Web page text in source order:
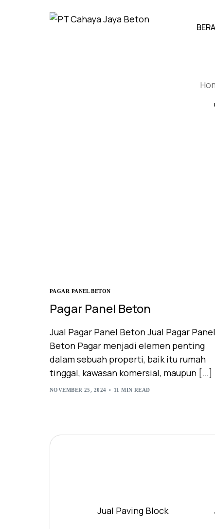
PAGAR PANEL BETON
Pagar Panel Beton
Jual Pagar Panel Beton Jual Pagar Panel
Beton Pagar menjadi elemen penting
dalam sebuah properti, baik itu rumah
tinggal, kawasan komersial, maupun […]
NOVEMBER 25, 2024 11 MIN READ
Jual Paving Block